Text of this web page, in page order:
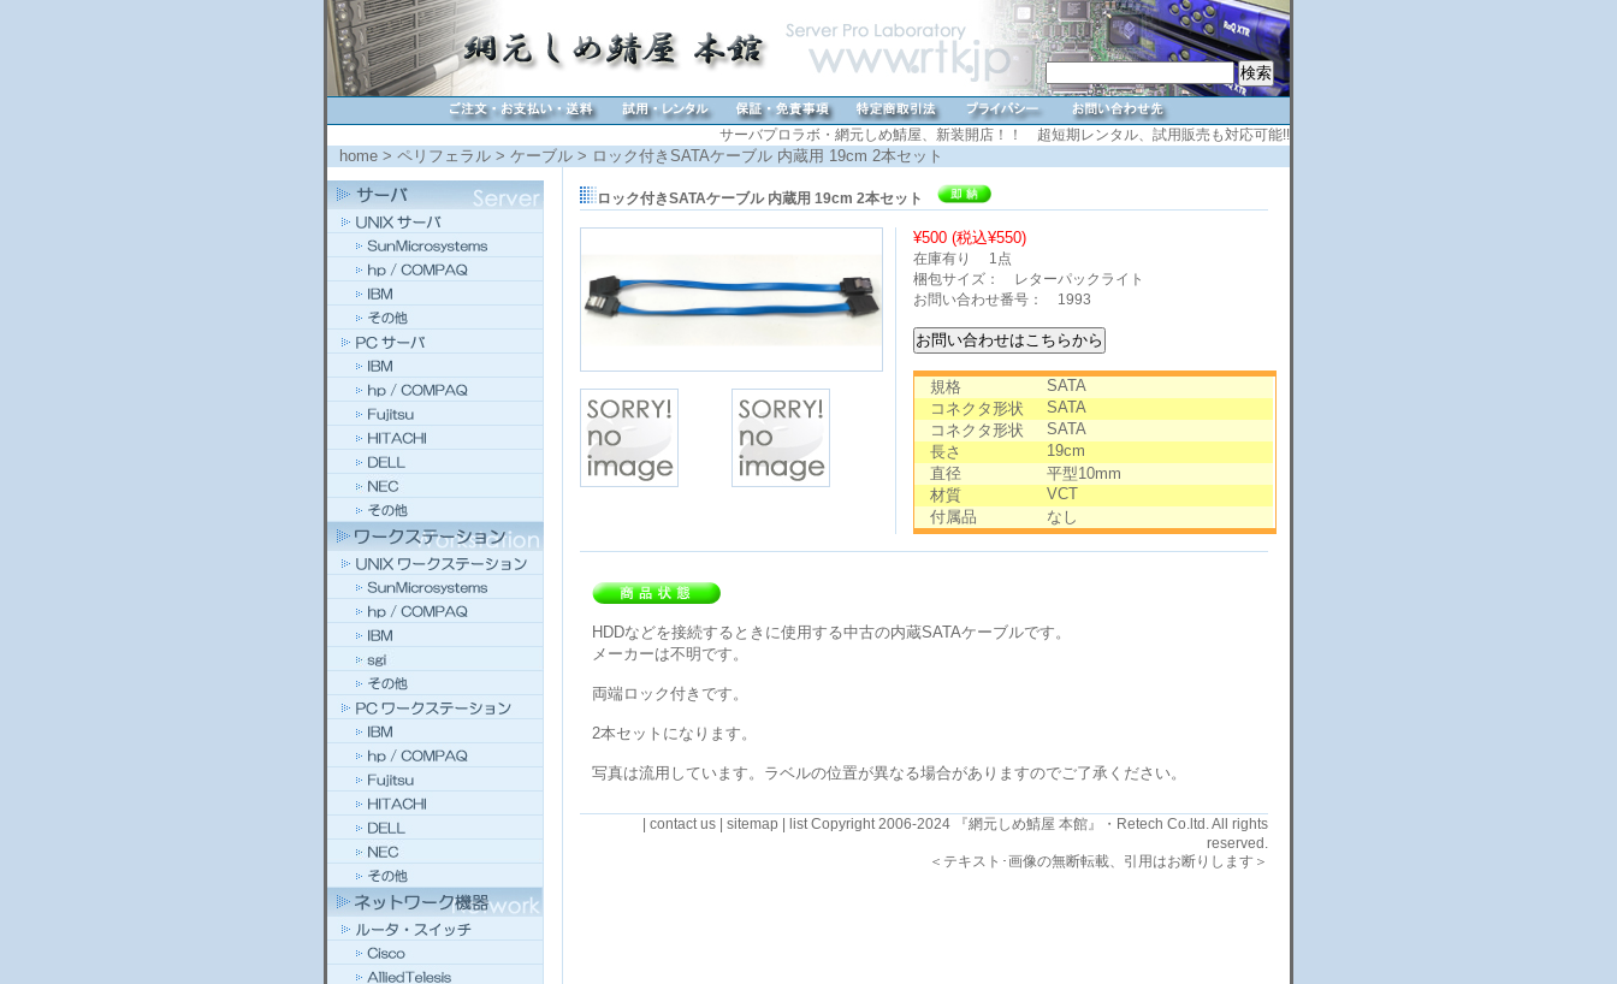
サーバプロラボ・網元しめ鯖屋、新装開店！！ 超短期レンタル、試用販売も対応可能!!
home > ペリフェラル > ケーブル > ロック付きSATAケーブル 内蔵用 19cm 2本セット
ロック付きSATAケーブル 内蔵用 19cm 2本セット
¥500 (税込¥550)
在庫有り
1点
梱包サイズ： レターパックライト
お問い合わせ番号： 1993
規格
SATA
コネクタ形状
SATA
コネクタ形状
SATA
長さ
19cm
直径
平型10mm
材質
VCT
付属品
なし
HDDなどを接続するときに使用する中古の内蔵SATAケーブルです。
メーカーは不明です。
両端ロック付きです。
2本セットになります。
写真は流用しています。ラベルの位置が異なる場合がありますのでご了承ください。
|contact us |sitemap |listCopyright 2006-2024 『網元しめ鯖屋 本館』・Retech Co.ltd. All rights
reserved.
＜テキスト･画像の無断転載、引用はお断りします＞